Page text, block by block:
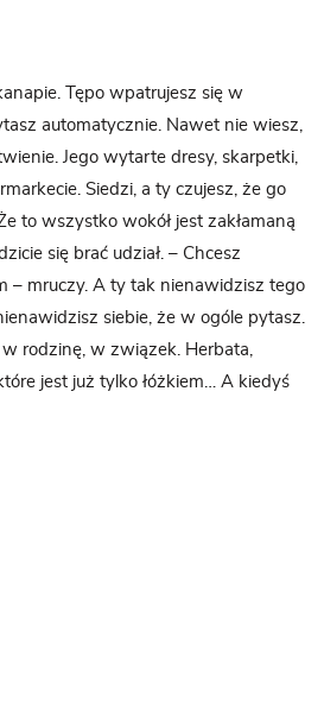
Tępo wpatrujesz się w
automatycznie. Nawet nie wiesz,
Jego wytarte dresy, skarpetki,
Siedzi, a ty czujesz, że go
to wszystko wokół jest zakłamaną
się brać udział. – Chcesz
– mruczy. A ty tak nienawidzisz tego
siebie, że w ogóle pytasz.
rodzinę, w związek. Herbata,
jest już tylko łóżkiem… A kiedyś